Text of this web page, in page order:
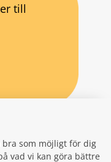
som möjligt för dig
vad vi kan göra bättre
till